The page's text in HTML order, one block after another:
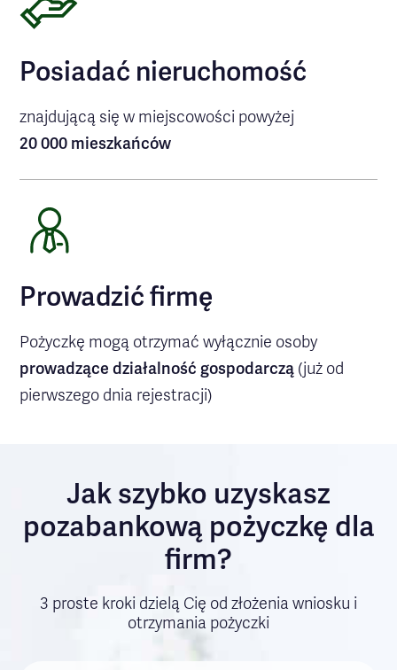
Posiadać nieruchomość
znajdującą się w miejscowości powyżej
20 000 mieszkańców
Prowadzić firmę
Pożyczkę mogą otrzymać wyłącznie osoby
prowadzące działalność gospodarczą (już od
pierwszego dnia rejestracji)
Jak szybko uzyskasz
pozabankową pożyczkę dla
firm?
3 proste kroki dzielą Cię od złożenia wniosku i
otrzymania pożyczki